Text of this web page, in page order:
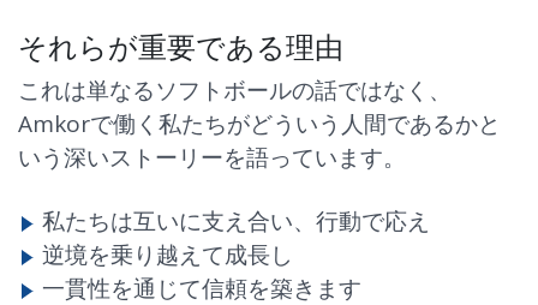
それらが重要である理由
これは単なるソフトボールの話ではなく、
Amkorで働く私たちがどういう人間であるかと
いう深いストーリーを語っています。
私たちは互いに支え合い、行動で応え
逆境を乗り越えて成長し
一貫性を通じて信頼を築きます